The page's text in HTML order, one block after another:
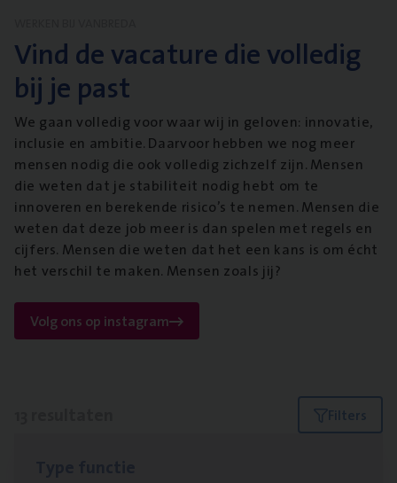
Vind de vacature die volledig
bij je past
We gaan volledig voor waar wij in geloven: innovatie,
inclusie en ambitie. Daarvoor hebben we nog meer
mensen nodig die ook volledig zichzelf zijn. Mensen
die weten dat je stabiliteit nodig hebt om te
innoveren en berekende risico’s te nemen. Mensen die
weten dat deze job meer is dan spelen met regels en
cijfers. Mensen die weten dat het een kans is om écht
het verschil te maken. Mensen zoals jij?
Volg ons op instagram
Filters